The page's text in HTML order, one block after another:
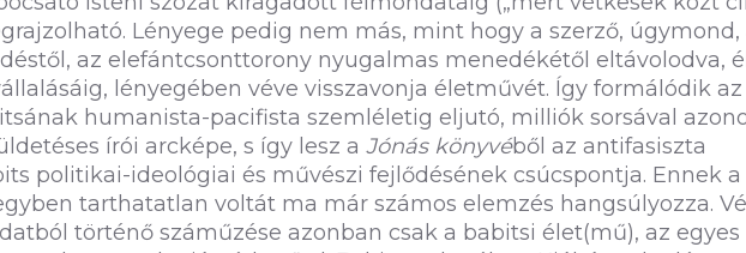
Lényege pedig nem más, mint hogy a szerző, úgymond,
az elefántcsonttorony nyugalmas menedékétől eltávolodva,
lényegében véve visszavonja életművét. Így formálódik az
humanista-pacifista szemléletig eljutó, milliók sorsával
írói arcképe, s így lesz a Jónás könyvéből az antifasiszta
politikai-ideológiai és művészi fejlődésének csúcspontja. Ennek a
tarthatatlan voltát ma már számos elemzés hangsúlyozza.
történő száműzése azonban csak a babitsi élet(mű), az egyes